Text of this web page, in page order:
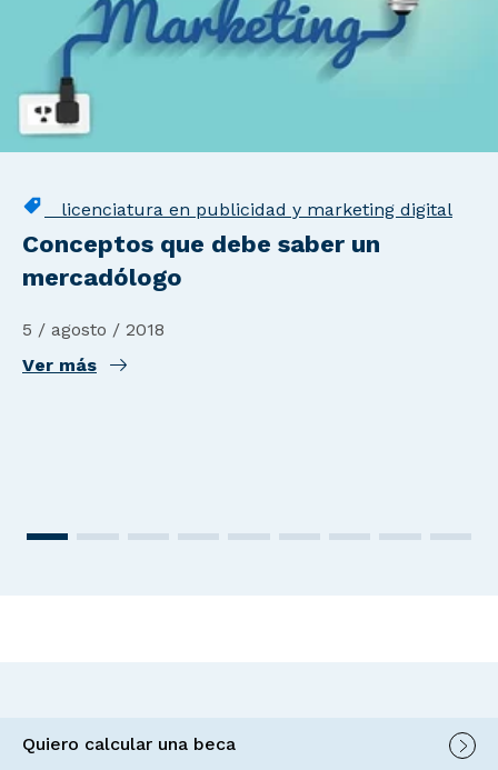
licenciatura en publicidad y marketing digital
Conceptos que debe saber un
mercadólogo
5 / agosto / 2018
Ver más
Quiero calcular una beca